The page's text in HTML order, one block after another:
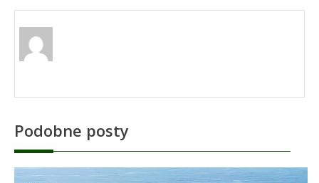
Podobne posty